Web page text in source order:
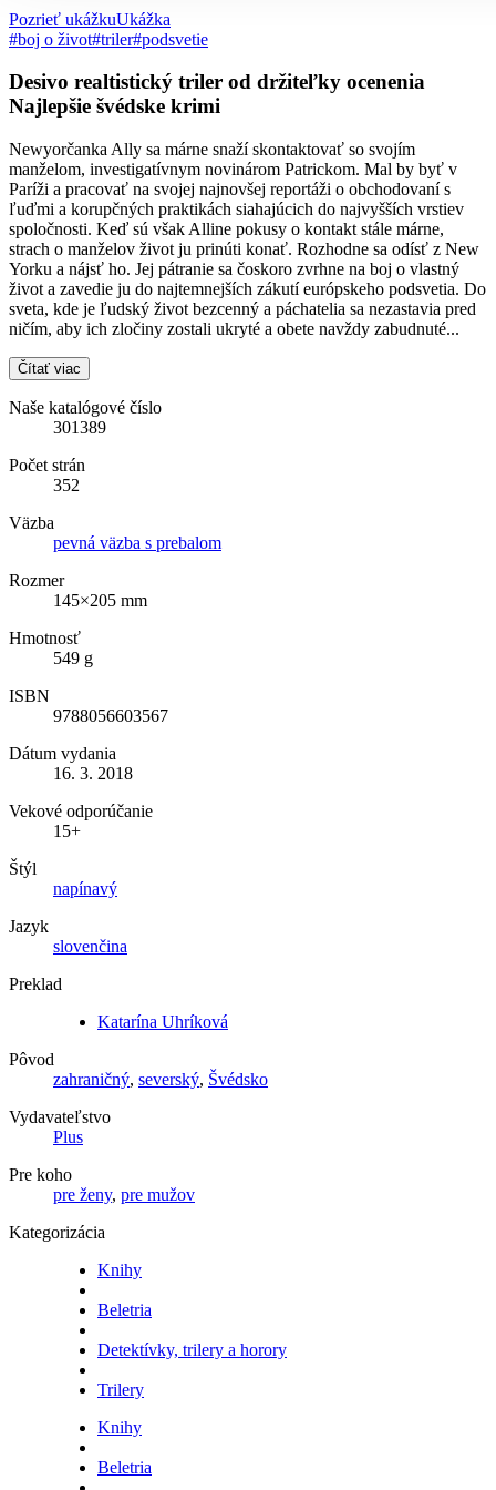
Pozrieť ukážkuUkážka
#boj o život#triler#podsvetie
Desivo realtistický triler od držiteľky ocenenia
Najlepšie švédske krimi
Newyorčanka Ally sa márne snaží skontaktovať so svojím
manželom, investigatívnym novinárom Patrickom. Mal by byť v
Paríži a pracovať na svojej najnovšej reportáži o obchodovaní s
ľuďmi a korupčných praktikách siahajúcich do najvyšších vrstiev
spoločnosti. Keď sú však Alline pokusy o kontakt stále márne,
strach o manželov život ju prinúti konať. Rozhodne sa odísť z New
Yorku a nájsť ho. Jej pátranie sa čoskoro zvrhne na boj o vlastný
život a zavedie ju do najtemnejších zákutí európskeho podsvetia. Do
sveta, kde je ľudský život bezcenný a páchatelia sa nezastavia pred
ničím, aby ich zločiny zostali ukryté a obete navždy zabudnuté...
Čítať viac
Naše katalógové číslo
301389
Počet strán
352
Väzba
pevná väzba s prebalom
Rozmer
145×205 mm
Hmotnosť
549 g
ISBN
9788056603567
Dátum vydania
16. 3. 2018
Vekové odporúčanie
15+
Štýl
napínavý
Jazyk
slovenčina
Preklad
Katarína Uhríková
Pôvod
zahraničný, severský, Švédsko
Vydavateľstvo
Plus
Pre koho
pre ženy, pre mužov
Kategorizácia
Knihy
Beletria
Detektívky, trilery a horory
Trilery
Knihy
Beletria